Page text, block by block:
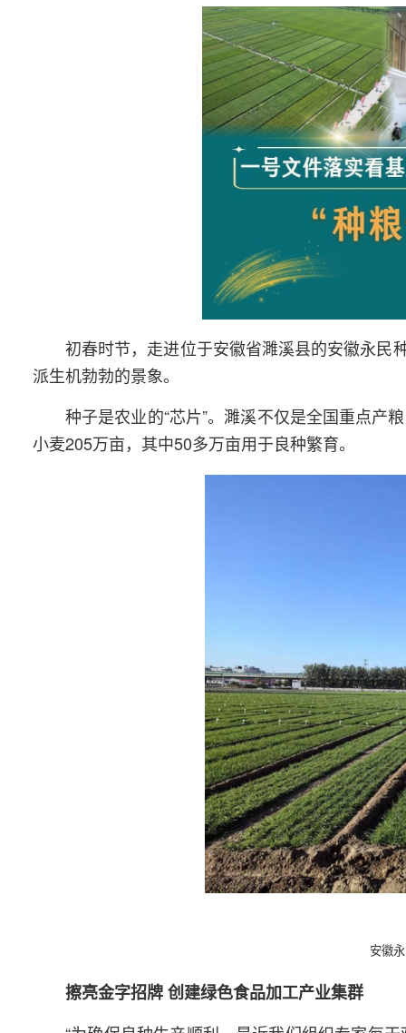
初春时节，走进位于安徽省濉溪县的安徽永民
派生机勃勃的景象。
种子是农业的“芯片”。濉溪不仅是全国重点产
小麦205万亩，其中50多万亩用于良种繁育。
安徽
擦亮金字招牌 创建绿色食品加工产业集群